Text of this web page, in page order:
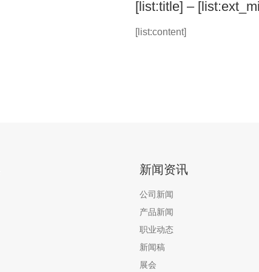
[list:title] –
[list:content]
新闻资讯
公司新闻
产品新闻
职业动态
新闻稿
展会